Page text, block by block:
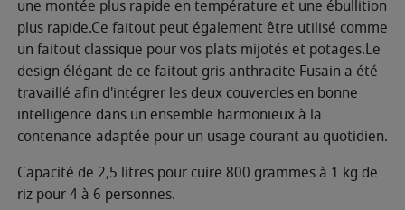
une montée plus rapide en température et une ébullition
plus rapide.Ce faitout peut également être utilisé comme
un faitout classique pour vos plats mijotés et potages.Le
design élégant de ce faitout gris anthracite Fusain a été
travaillé afin d'intégrer les deux couvercles en bonne
intelligence dans un ensemble harmonieux à la
contenance adaptée pour un usage courant au quotidien.
Capacité de 2,5 litres pour cuire 800 grammes à 1 kg de
riz pour 4 à 6 personnes.